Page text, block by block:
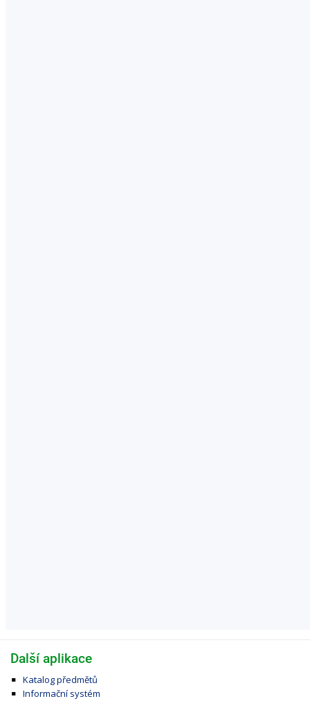
Další aplikace
Katalog předmětů
Informační systém